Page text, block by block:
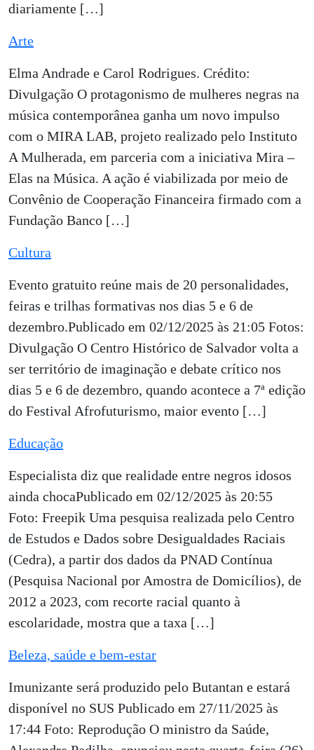
diariamente […]
Arte
Elma Andrade e Carol Rodrigues. Crédito:
Divulgação O protagonismo de mulheres negras na
música contemporânea ganha um novo impulso
com o MIRA LAB, projeto realizado pelo Instituto
A Mulherada, em parceria com a iniciativa Mira –
Elas na Música. A ação é viabilizada por meio de
Convênio de Cooperação Financeira firmado com a
Fundação Banco […]
Cultura
Evento gratuito reúne mais de 20 personalidades,
feiras e trilhas formativas nos dias 5 e 6 de
dezembro.Publicado em 02/12/2025 às 21:05 Fotos:
Divulgação O Centro Histórico de Salvador volta a
ser território de imaginação e debate crítico nos
dias 5 e 6 de dezembro, quando acontece a 7ª edição
do Festival Afrofuturismo, maior evento […]
Educação
Especialista diz que realidade entre negros idosos
ainda chocaPublicado em 02/12/2025 às 20:55
Foto: Freepik Uma pesquisa realizada pelo Centro
de Estudos e Dados sobre Desigualdades Raciais
(Cedra), a partir dos dados da PNAD Contínua
(Pesquisa Nacional por Amostra de Domicílios), de
2012 a 2023, com recorte racial quanto à
escolaridade, mostra que a taxa […]
Beleza, saúde e bem-estar
Imunizante será produzido pelo Butantan e estará
disponível no SUS Publicado em 27/11/2025 às
17:44 Foto: Reprodução O ministro da Saúde,